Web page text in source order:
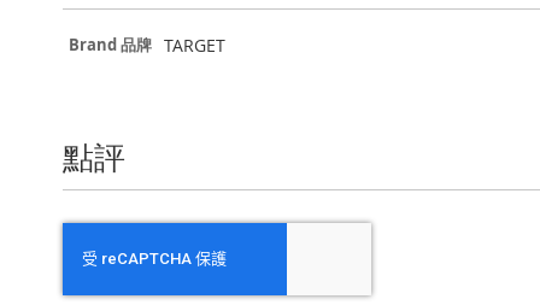
更
Brand 品牌 TARGET
點評